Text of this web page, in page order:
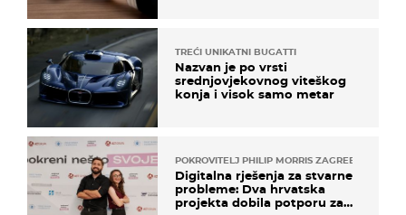
TREĆI UNIKATNI BUGATTI
Nazvan je po vrsti
srednjovjekovnog viteškog
konja i visok samo metar
POKROVITELJ PHILIP MORRIS ZAGREB
Digitalna rješenja za stvarne
probleme: Dva hrvatska
projekta dobila potporu za